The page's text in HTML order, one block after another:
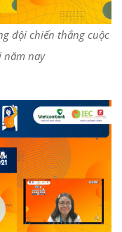
đội chiến thắng cuộc
năm nay